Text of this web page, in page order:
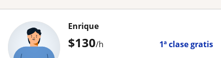
$130/h 1ª clase gratis
Enrique